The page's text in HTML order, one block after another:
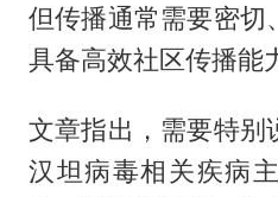
但传播通常需要密切
具备高效社区传播能
文章指出，需要特别
汉坦病毒相关疾病